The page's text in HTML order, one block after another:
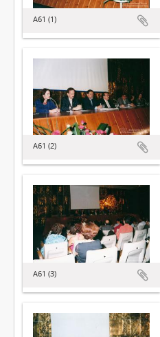
A61 (1)
A61 (2)
A61 (3)